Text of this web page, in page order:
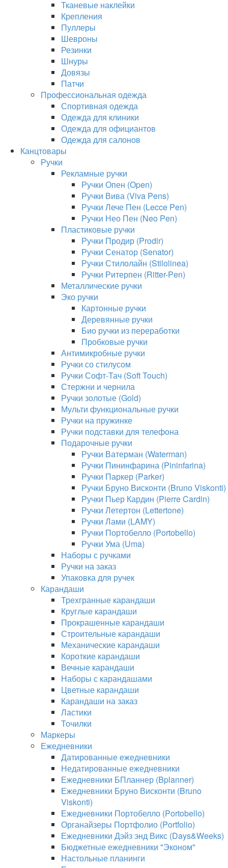
Тканевые наклейки
Крепления
Пуллеры
Шевроны
Резинки
Шнуры
Довязы
Патчи
Профессиональная одежда
Спортивная одежда
Одежда для клиники
Одежда для официантов
Одежда для салонов
Канцтовары
Ручки
Рекламные ручки
Ручки Опен (Open)
Ручки Вива (Viva Pens)
Ручки Лече Пен (Lecce Pen)
Ручки Нео Пен (Neo Pen)
Пластиковые ручки
Ручки Продир (Prodir)
Ручки Сенатор (Senator)
Ручки Стилолайн (Stilolinea)
Ручки Ритерпен (Ritter-Pen)
Металлические ручки
Эко ручки
Картонные ручки
Деревянные ручки
Био ручки из переработки
Пробковые ручки
Антимикробные ручки
Ручки со стилусом
Ручки Софт-Тач (Soft Touch)
Стержни и чернила
Ручки золотые (Gold)
Мульти функциональные ручки
Ручки на пружинке
Ручки подставки для телефона
Подарочные ручки
Ручки Ватерман (Waterman)
Ручки Пининфарина (Pininfarina)
Ручки Паркер (Parker)
Ручки Бруно Висконти (Bruno Viskonti)
Ручки Пьер Кардин (Pierre Cardin)
Ручки Летертон (Lettertone)
Ручки Лами (LAMY)
Ручки Портобелло (Portobello)
Ручки Ума (Uma)
Наборы с ручками
Ручки на заказ
Упаковка для ручек
Карандаши
Трехгранные карандаши
Круглые карандаши
Прокрашенные карандаши
Строительные карандаши
Механические карандаши
Короткие карандаши
Вечные карандаши
Наборы с карандашами
Цветные карандаши
Карандаши на заказ
Ластики
Точилки
Маркеры
Ежедневники
Датированные ежедневники
Недатированные ежедневники
Ежедневники БПланнер (Bplanner)
Ежедневники Бруно Висконти (Bruno
Viskonti)
Ежедневники Портобелло (Portobello)
Органайзеры Портфолио (Portfolio)
Ежедневники Дэйз энд Викс (Days&Weeks)
Бюджетные ежедневники "Эконом"
Настольные планинги